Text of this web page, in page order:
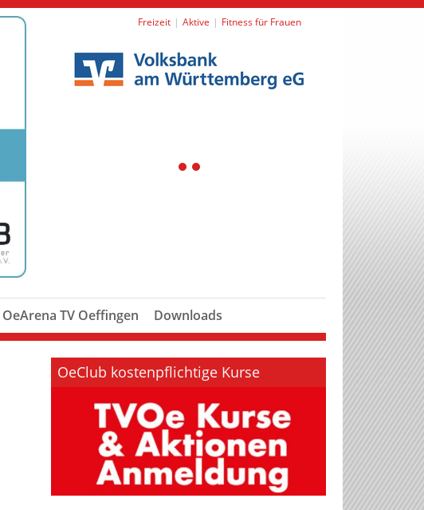
Freizeit Aktive Fitness für Frauen
1 2
OeArena TV Oeffingen Downloads
OeClub kostenpflichtige Kurse